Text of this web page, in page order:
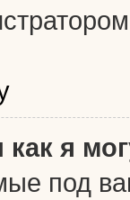
как я
под